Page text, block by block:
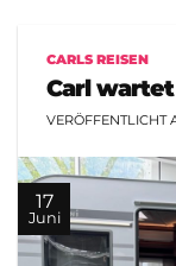
CARLS REISEN
Carl
VERÖFFENTLICHT
17
Juni